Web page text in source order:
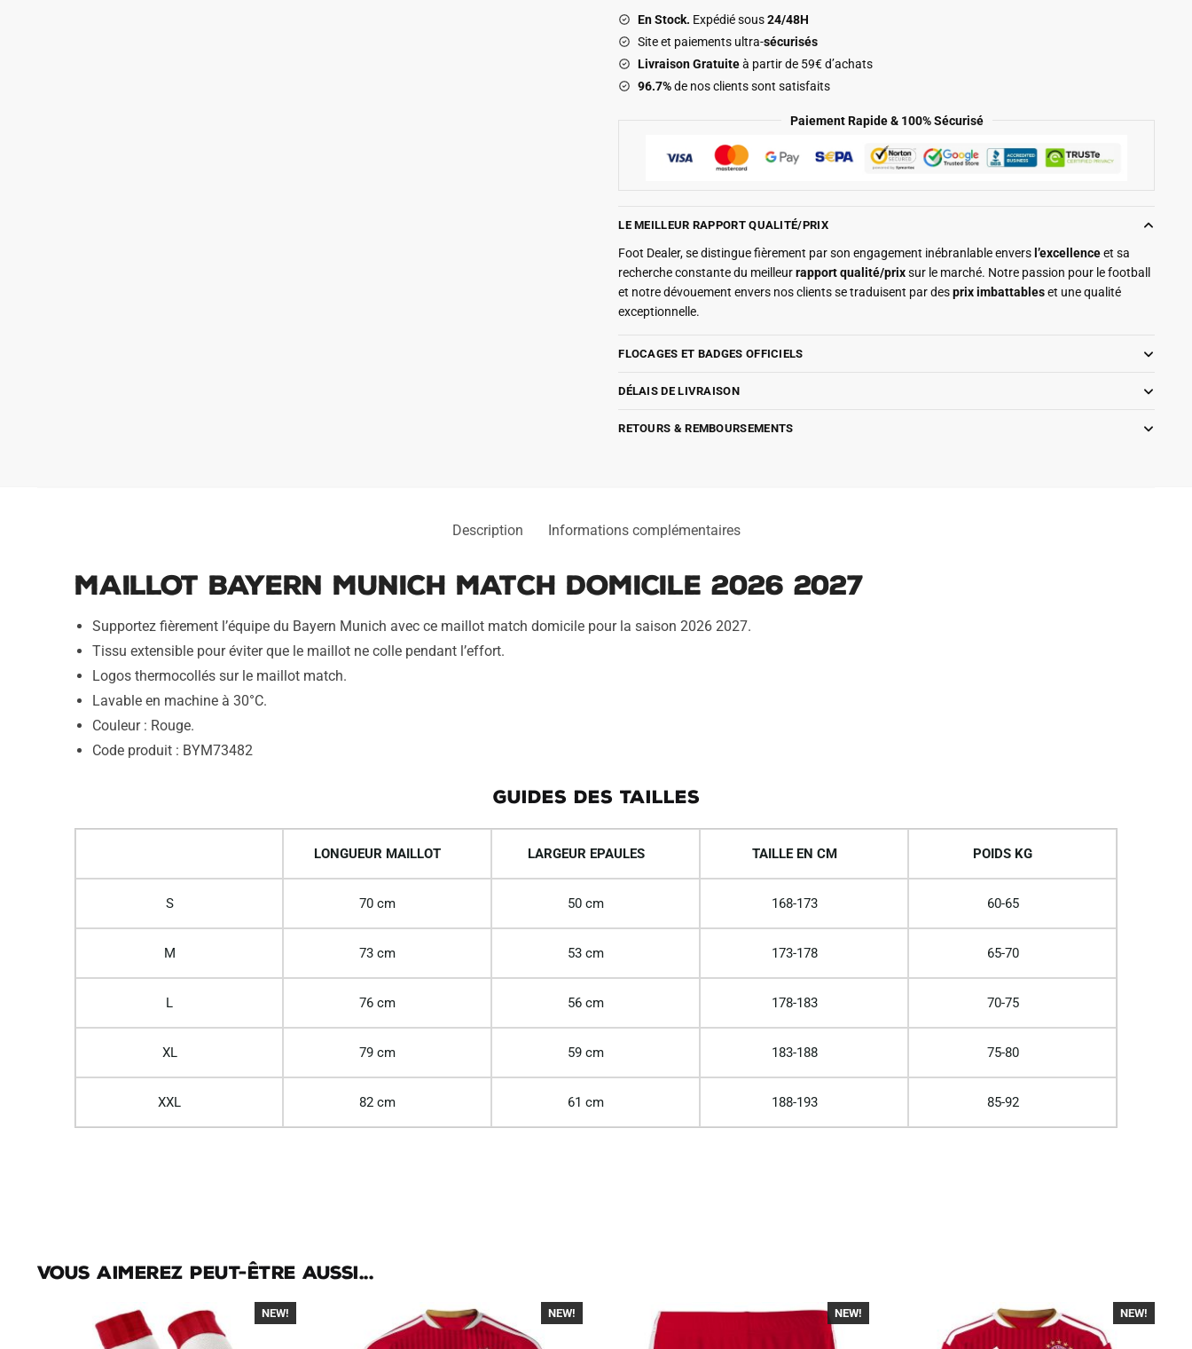
Domicile
2026
2027
En Stock. Expédié sous24/48H
Site et paiements ultra-sécurisés
Livraison Gratuiteà partir de 59€ d’achats
96.7%de nos clients sont satisfaits
Paiement Rapide & 100% Sécurisé
LE MEILLEUR RAPPORT QUALITÉ/PRIX
Foot Dealer, se distingue fièrement par son engagement inébranlable envers l’excellenceet sa
recherche constante du meilleurrapport qualité/prixsur le marché. Notre passion pour le football
et notre dévouement envers nos clients se traduisent par desprix imbattableset une qualité
exceptionnelle.
FLOCAGES ET BADGES OFFICIELS
DÉLAIS DE LIVRAISON
RETOURS & REMBOURSEMENTS
Description Informations complémentaires
Maillot Bayern Munich Match Domicile 2026 2027
Supportez fièrement l’équipe du Bayern Munich avec ce maillot match domicile pour la saison 2026 2027.
Tissu extensible pour éviter que le maillot ne colle pendant l’effort.
Logos thermocollés sur le maillot match.
Lavable en machine à 30°C.
Couleur : Rouge.
Code produit : BYM73482
GUIDES DES TAILLES
LONGUEUR MAILLOT LARGEUR EPAULES TAILLE EN CM POIDS KG
S 70 cm 50 cm 168-173 60-65
M 73 cm 53 cm 173-178 65-70
L 76 cm 56 cm 178-183 70-75
XL 79 cm 59 cm 183-188 75-80
XXL 82 cm 61 cm 188-193 85-92
Vous aimerez peut-être aussi...
-30%
NEW! -40%
NEW! NEW! -40%
NEW!